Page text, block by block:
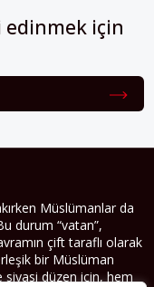
edinmek için
Müslümanlar da
durum “vatan”,
çift taraflı olarak
bir Müslüman
siyasi düzen için, hem